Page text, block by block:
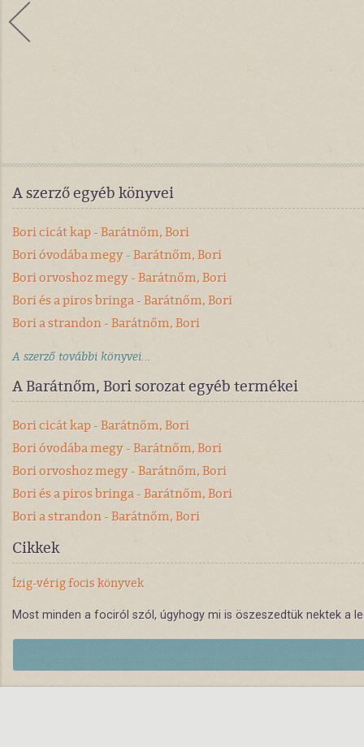
A szerző egyéb könyvei
Bori cicát kap - Barátnőm, Bori
Bori óvodába megy - Barátnőm, Bori
Bori orvoshoz megy - Barátnőm, Bori
Bori és a piros bringa - Barátnőm, Bori
Bori a strandon - Barátnőm, Bori
A szerző további könyvei...
A Barátnőm, Bori sorozat egyéb termékei
Bori cicát kap - Barátnőm, Bori
Bori óvodába megy - Barátnőm, Bori
Bori orvoshoz megy - Barátnőm, Bori
Bori és a piros bringa - Barátnőm, Bori
Bori a strandon - Barátnőm, Bori
Cikkek
Ízig-vérig focis könyvek
Most minden a fociról szól, úgyhogy mi is öszeszedtük nektek a